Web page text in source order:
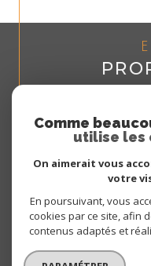
© 2026 | TOUS DROITS
NOS HONORAIRES
PLAN
NOS LIENS
Comme
utilise les
On aimerait vous
votre
En poursuivant, vous
cookies par ce site, afin
contenus adaptés et